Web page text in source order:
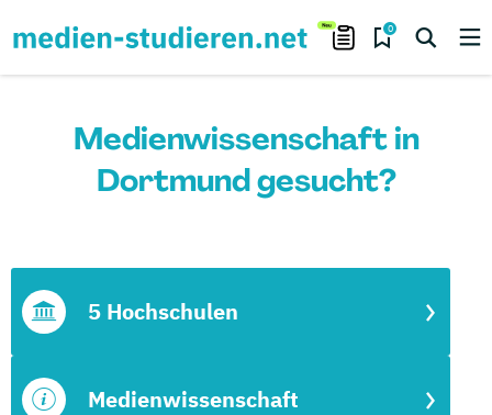
0
Medienwissenschaft in
Dortmund gesucht?
Medienwissenschaft
5 Hochschulen